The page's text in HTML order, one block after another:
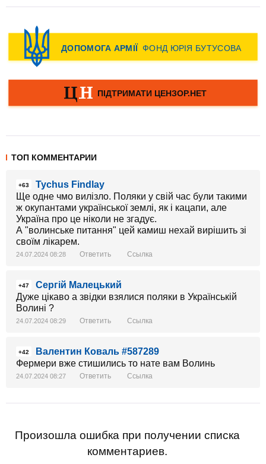
ТОП КОММЕНТАРИИ
+63
Tychus Findlay
Ще одне чмо вилізло. Поляки у свій час були такими
ж окупантами української землі, як і кацапи, але
Україна про це ніколи не згадує.
А "волинське питання" цей камиш нехай вирішить зі
своїм лікарем.
24.07.2024 08:28 Ответить Ссылка
+47
Сергій Малецький
Дуже цікаво а звідки взялися поляки в Українській
Волині ?
24.07.2024 08:29 Ответить Ссылка
+42
Валентин Коваль #587289
Фермери вже стишились то нате вам Волинь
24.07.2024 08:27 Ответить Ссылка
Произошла ошибка при получении списка
комментариев.